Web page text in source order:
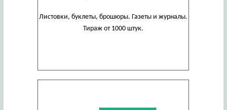
Листовки, буклеты, брошюры. Газеты и журналы.
Тираж от 1000 штук.